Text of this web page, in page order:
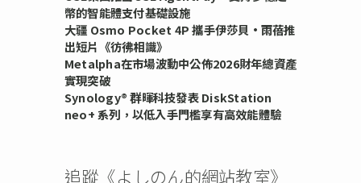
幣的智能體支付基礎設施
大疆 Osmo Pocket 4P 攜手伊莎貝•雨蓓推
出短片《彷彿相識》
Metalpha在市場波動中公佈2026財年總資產
實現突破
Synology® 群暉科技發表 DiskStation
neo+ 系列，以低入手門檻享有高效能體驗
追蹤《よしのん的網站教室》